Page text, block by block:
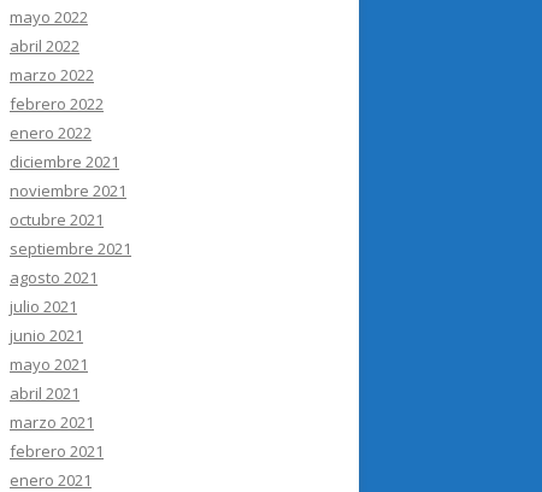
mayo 2022
abril 2022
marzo 2022
febrero 2022
enero 2022
diciembre 2021
noviembre 2021
octubre 2021
septiembre 2021
agosto 2021
julio 2021
junio 2021
mayo 2021
abril 2021
marzo 2021
febrero 2021
enero 2021